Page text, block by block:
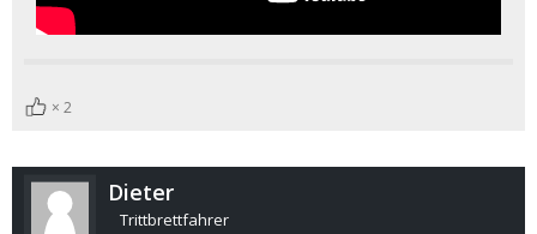
2
Dieter
Trittbrettfahrer